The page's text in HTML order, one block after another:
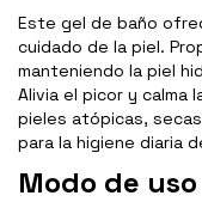
Este gel de baño
cuidado de la piel.
manteniendo la piel
Alivia el picor y calma
pieles atópicas,
para la higiene diaria
Modo de uso